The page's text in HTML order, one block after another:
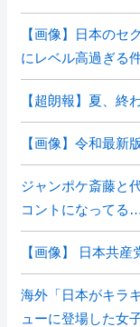
【画像】日本のセ
にレベル高過ぎる
【超朗報】夏、終
【画像】令和最新
ジャンポケ斎藤と
コントになってる
【画像】 日本共
海外「日本がキラ
ューに登場した女